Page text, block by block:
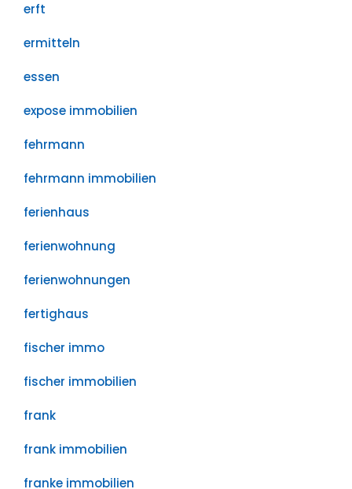
erft
ermitteln
essen
expose immobilien
fehrmann
fehrmann immobilien
ferienhaus
ferienwohnung
ferienwohnungen
fertighaus
fischer immo
fischer immobilien
frank
frank immobilien
franke immobilien